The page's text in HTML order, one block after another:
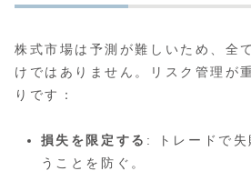
株式市場は予測が難しいため、全
けではありません。リスク管理が
りです：
損失を限定する : トレードで失
うことを防ぐ。